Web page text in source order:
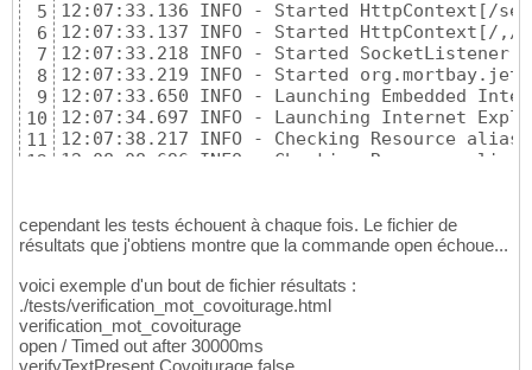
5
6
7
8
9
10
11
12
12:07:33.136 INFO - Started HttpContext[/
12:07:33.137 INFO - Started HttpContext[/
12:07:33.218 INFO - Started SocketListener
12:07:33.219 INFO - Started
12:07:33.650 INFO - Launching Embedded
12:07:34.697 INFO - Launching Internet
12:07:38.217 INFO - Checking Resource
12:08:08.696 INFO - Checking Resource
cependant les tests échouent à chaque fois. Le fichier de
résultats que j'obtiens montre que la commande open échoue...
voici exemple d'un bout de fichier résultats :
./tests/verification_mot_covoiturage.html
verification_mot_covoiturage
open / Timed out after 30000ms